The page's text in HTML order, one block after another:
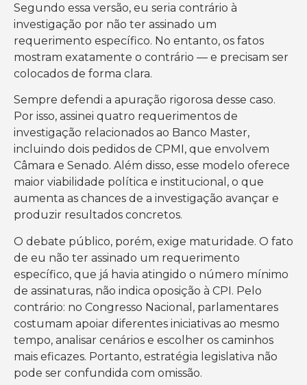
Segundo essa versão, eu seria contrário à
investigação por não ter assinado um
requerimento específico. No entanto, os fatos
mostram exatamente o contrário — e precisam ser
colocados de forma clara.
Sempre defendi a apuração rigorosa desse caso.
Por isso, assinei quatro requerimentos de
investigação relacionados ao Banco Master,
incluindo dois pedidos de CPMI, que envolvem
Câmara e Senado. Além disso, esse modelo oferece
maior viabilidade política e institucional, o que
aumenta as chances de a investigação avançar e
produzir resultados concretos.
O debate público, porém, exige maturidade. O fato
de eu não ter assinado um requerimento
específico, que já havia atingido o número mínimo
de assinaturas, não indica oposição à CPI. Pelo
contrário: no Congresso Nacional, parlamentares
costumam apoiar diferentes iniciativas ao mesmo
tempo, analisar cenários e escolher os caminhos
mais eficazes. Portanto, estratégia legislativa não
pode ser confundida com omissão.